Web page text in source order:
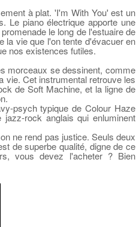
à plat. 'I'm With You' est un
Le piano électrique apporte une
le long de l'estuaire de
la vie que l'on tente d'évacuer en
nos existences futiles.
morceaux se dessinent, comme
vie. Cet instrumental retrouve les
de Soft Machine, et la ligne de
psych typique de Colour Haze
rock anglais qui enluminent
ne rend pas justice. Seuls deux
de superbe qualité, digne de ce
vous devez l'acheter ? Bien